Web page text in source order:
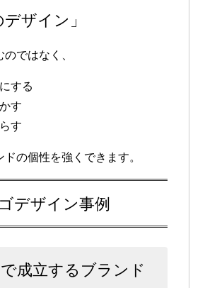
デザイン」
ではなく、
する
す
す
ドの個性を強くできます。
デザイン事例
成立するブランド